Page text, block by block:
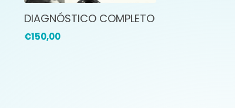
DIAGNÓSTICO COMPLETO
€150,00